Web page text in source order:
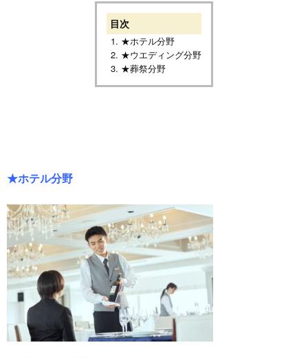
目次
★ホテル分野
★ウエディング分野
★葬祭分野
★ホテル分野